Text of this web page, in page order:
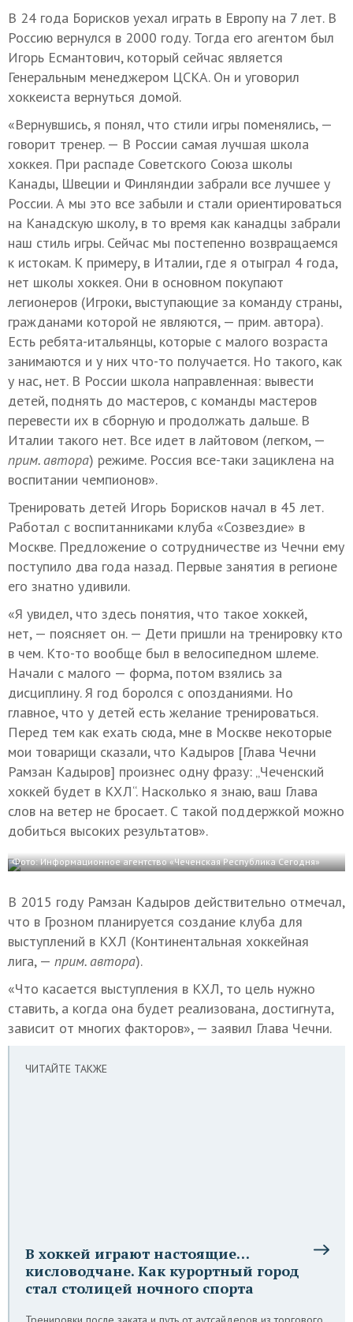
В 24 года Борисков уехал играть в Европу на 7 лет. В
Россию вернулся в 2000 году. Тогда его агентом был
Игорь Есмантович, который сейчас является
Генеральным менеджером ЦСКА. Он и уговорил
хоккеиста вернуться домой.
«Вернувшись, я понял, что стили игры поменялись, —
говорит тренер. — В России самая лучшая школа
хоккея. При распаде Советского Союза школы
Канады, Швеции и Финляндии забрали все лучшее у
России. А мы это все забыли и стали ориентироваться
на Канадскую школу, в то время как канадцы забрали
наш стиль игры. Сейчас мы постепенно возвращаемся
к истокам. К примеру, в Италии, где я отыграл 4 года,
нет школы хоккея. Они в основном покупают
легионеров (Игроки, выступающие за команду страны,
гражданами которой не являются, — прим. автора).
Есть ребята-итальянцы, которые с малого возраста
занимаются и у них что-то получается. Но такого, как
у нас, нет. В России школа направленная: вывести
детей, поднять до мастеров, с команды мастеров
перевести их в сборную и продолжать дальше. В
Италии такого нет. Все идет в лайтовом (легком, —
прим. автора) режиме. Россия все-таки зациклена на
воспитании чемпионов».
Тренировать детей Игорь Борисков начал в 45 лет.
Работал с воспитанниками клуба «Созвездие» в
Москве. Предложение о сотрудничестве из Чечни ему
поступило два года назад. Первые занятия в регионе
его знатно удивили.
«Я увидел, что здесь понятия, что такое хоккей,
нет, — поясняет он. — Дети пришли на тренировку кто
в чем. Кто-то вообще был в велосипедном шлеме.
Начали с малого — форма, потом взялись за
дисциплину. Я год боролся с опозданиями. Но
главное, что у детей есть желание тренироваться.
Перед тем как ехать сюда, мне в Москве некоторые
мои товарищи сказали, что Кадыров [Глава Чечни
Рамзан Кадыров] произнес одну фразу: „Чеченский
хоккей будет в КХЛ“. Насколько я знаю, ваш Глава
слов на ветер не бросает. С такой поддержкой можно
добиться высоких результатов».
Фото: Информационное агентство «Чеченская Республика Сегодня»
В 2015 году Рамзан Кадыров действительно отмечал,
что в Грозном планируется создание клуба для
выступлений в КХЛ (Континентальная хоккейная
лига, — прим. автора).
«Что касается выступления в КХЛ, то цель нужно
ставить, а когда она будет реализована, достигнута,
зависит от многих факторов», — заявил Глава Чечни.
ЧИТАЙТЕ ТАКЖЕ
В хоккей играют настоящие…
кисловодчане. Как курортный город
стал столицей ночного спорта